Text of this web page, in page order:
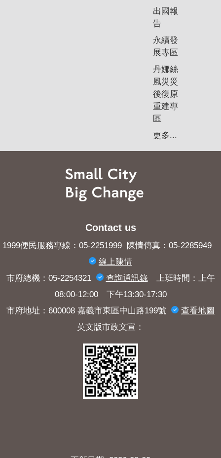
出國報
告
永續發
展專區
丹娜絲
風災災
後復原
重建專
區
更多...
Contact us
1999便民服務專線：05-2251999 陳情傳真：05-2285949
線上陳情
市府總機：05-2254321
查詢​通訊錄上班時間：上午
08:00-12:00 下午13:30-17:30
市府地址：600008 嘉義市東區中山路199號
查看地圖
英文版市政文宣：